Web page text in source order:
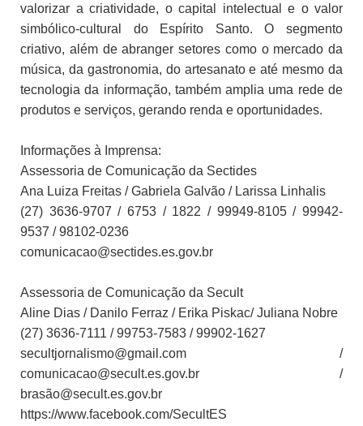
valorizar a criatividade, o capital intelectual e o valor
simbólico-cultural do Espírito Santo. O segmento
criativo, além de abranger setores como o mercado da
música, da gastronomia, do artesanato e até mesmo da
tecnologia da informação, também amplia uma rede de
produtos e serviços, gerando renda e oportunidades.
Informações à Imprensa:
Assessoria de Comunicação da Sectides
Ana Luiza Freitas / Gabriela Galvão / Larissa Linhalis
(27) 3636-9707 / 6753 / 1822 / 99949-8105 / 99942-
9537 / 98102-0236
comunicacao@sectides.es.gov.br
Assessoria de Comunicação da Secult
Aline Dias / Danilo Ferraz / Erika Piskac/ Juliana Nobre
(27) 3636-7111 / 99753-7583 / 99902-1627
secultjornalismo@gmail.com /
comunicacao@secult.es.gov.br /
brasão@secult.es.gov.br
https://www.facebook.com/SecultES